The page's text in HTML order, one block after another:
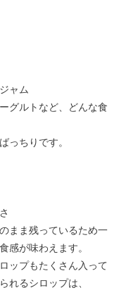
ャム
グルトなど、どんな食
っちりです。
まま残っているため一
感が味わえます。
ップもたくさん入って
れるシロップは、